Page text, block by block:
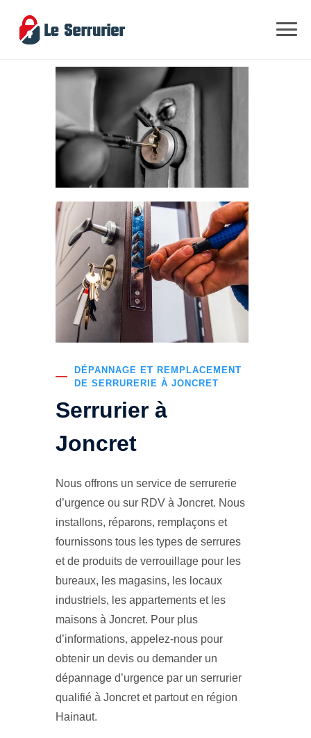
DÉPANNAGE ET REMPLACEMENT
DE SERRURERIE À JONCRET
Serrurier à
Joncret
Nous offrons un service de serrurerie
d’urgence ou sur RDV à Joncret. Nous
installons, réparons, remplaçons et
fournissons tous les types de serrures
et de produits de verrouillage pour les
bureaux, les magasins, les locaux
industriels, les appartements et les
maisons à Joncret. Pour plus
d’informations, appelez-nous pour
obtenir un devis ou demander un
dépannage d’urgence par un serrurier
qualifié à Joncret et partout en région
Hainaut.